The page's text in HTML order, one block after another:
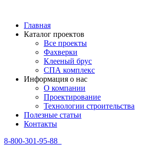
Главная
Каталог проектов
Все проекты
Фахверки
Клееный брус
СПА комплекс
Информация о нас
О компании
Проектирование
Технологии строительства
Полезные статьи
Контакты
8-800-301-95-88